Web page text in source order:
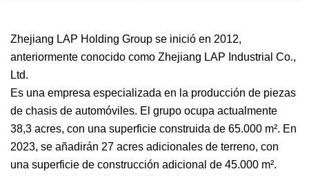
Zhejiang LAP Holding Group se inició en 2012,
anteriormente conocido como Zhejiang LAP Industrial Co.,
Ltd.
Es una empresa especializada en la producción de piezas
de chasis de automóviles. El grupo ocupa actualmente
38,3 acres, con una superficie construida de 65.000 m². En
2023, se añadirán 27 acres adicionales de terreno, con
una superficie de construcción adicional de 45.000 m².